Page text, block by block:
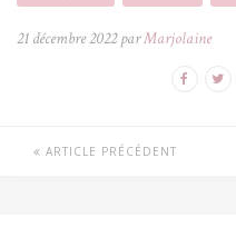
21 décembre 2022 parMarjolaine
ARTICLE PRÉCÉDENT